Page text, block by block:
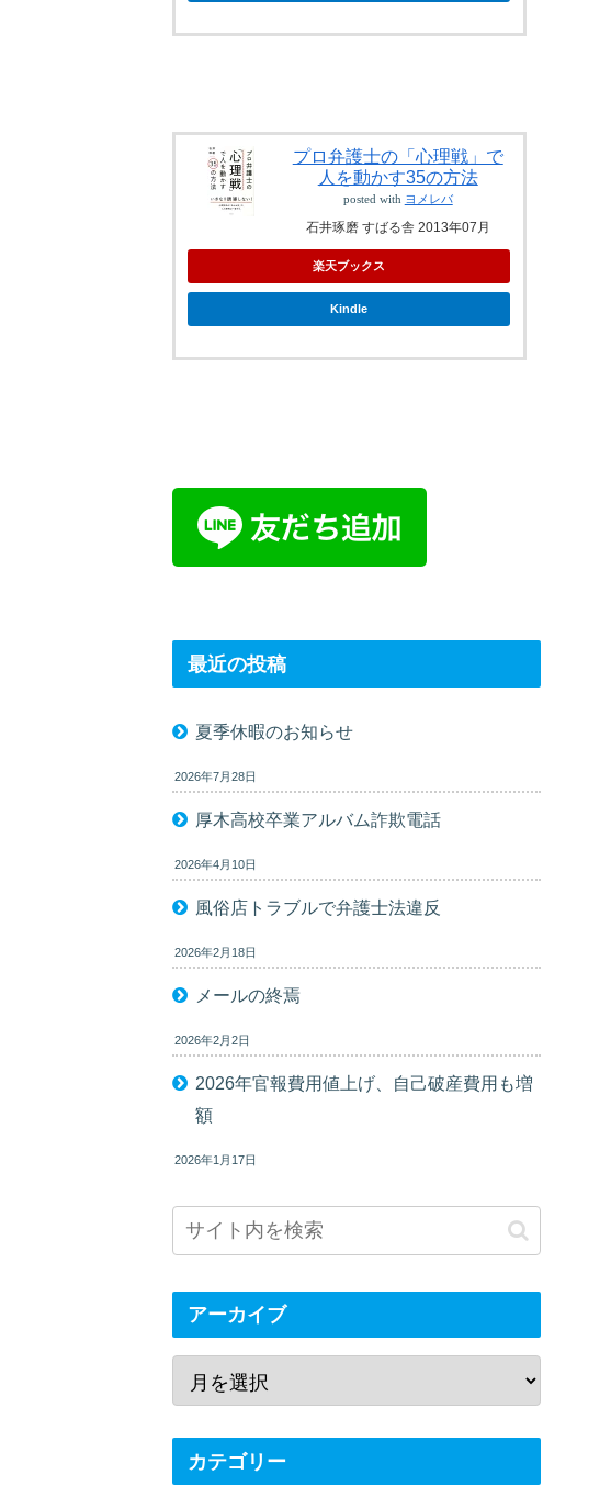
プロ弁護士の「心理戦」で
人を動かす35の方法
posted with ヨメレバ
石井琢磨 すばる舎 2013年07月
楽天ブックス
Kindle
最近の投稿
夏季休暇のお知らせ
2026年7月28日
厚木高校卒業アルバム詐欺電話
2026年4月10日
風俗店トラブルで弁護士法違反
2026年2月18日
メールの終焉
2026年2月2日
2026年官報費用値上げ、自己破産費用も増
額
2026年1月17日
アーカイブ
カテゴリー